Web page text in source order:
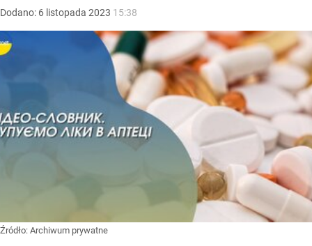
Dodano: 6 listopada 2023 15:38
Źródło: Archiwum prywatne